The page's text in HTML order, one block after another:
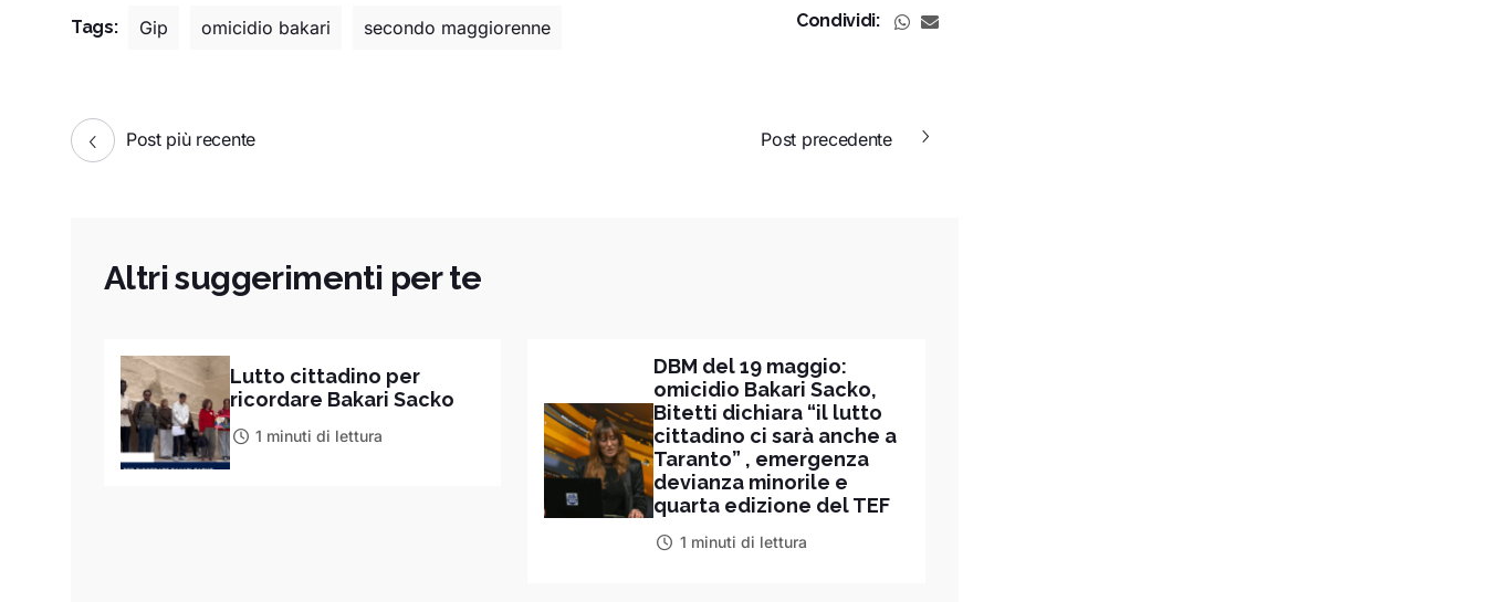
Tags: Gip omicidio bakari secondo maggiorenne Condividi:
Post più recente Post precedente
Altri suggerimenti per te
Lutto cittadino per
ricordare Bakari Sacko
1 minuti di lettura
DBM del 19 maggio:
omicidio Bakari Sacko,
Bitetti dichiara “il lutto
cittadino ci sarà anche a
Taranto” , emergenza
devianza minorile e
quarta edizione del TEF
1 minuti di lettura